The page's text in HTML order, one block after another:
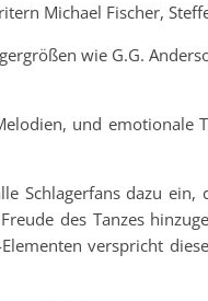
Michael Fischer,
wie G.G.
und emotionale
Schlagerfans dazu
des Tanzes
verspricht